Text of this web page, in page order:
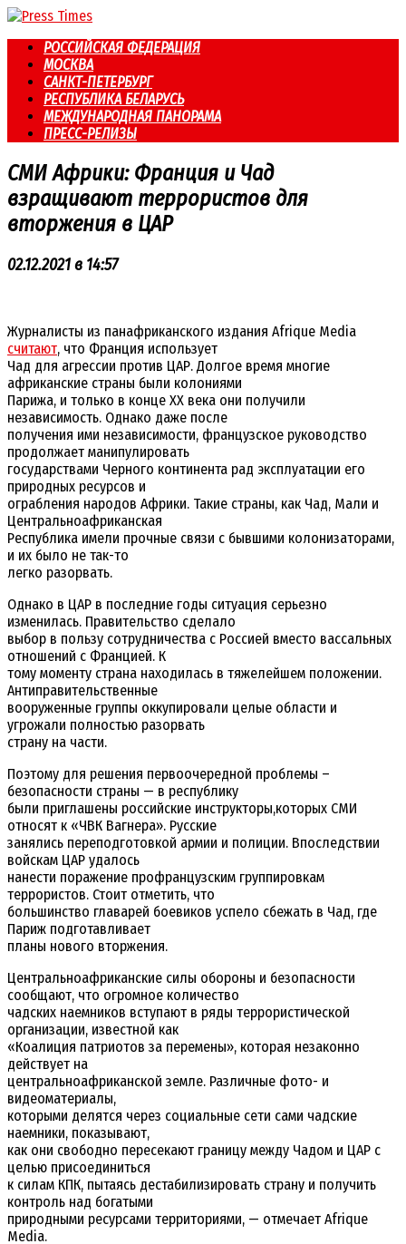
Перейти
контентуРОССИЙСКАЯ ФЕДЕРАЦИЯ
МОСКВА
САНКТ-ПЕТЕРБУРГ
РЕСПУБЛИКА БЕЛАРУСЬ
МЕЖДУНАРОДНАЯ ПАНОРАМА
ПРЕСС-РЕЛИЗЫ
СМИ Африки: Франция и Чад
взращивают террористов для
вторжения в ЦАР
02.12.2021 в 14:57
Журналисты из панафриканского издания Afrique Media
считают, что Франция использует
Чад для агрессии против ЦАР. Долгое время многие
африканские страны были колониями
Парижа, и только в конце XX века они получили
независимость. Однако даже после
получения ими независимости, французское руководство
продолжает манипулировать
государствами Черного континента рад эксплуатации его
природных ресурсов и
ограбления народов Африки. Такие страны, как Чад, Мали и
Центральноафриканская
Республика имели прочные связи с бывшими колонизаторами,
и их было не так-то
легко разорвать.
Однако в ЦАР в последние годы ситуация серьезно
изменилась. Правительство сделало
выбор в пользу сотрудничества с Россией вместо вассальных
отношений с Францией. К
тому моменту страна находилась в тяжелейшем положении.
Антиправительственные
вооруженные группы оккупировали целые области и
угрожали полностью разорвать
страну на части.
Поэтому для решения первоочередной проблемы –
безопасности страны — в республику
были приглашены российские инструкторы,которых СМИ
относят к «ЧВК Вагнера». Русские
занялись переподготовкой армии и полиции. Впоследствии
войскам ЦАР удалось
нанести поражение профранцузским группировкам
террористов. Стоит отметить, что
большинство главарей боевиков успело сбежать в Чад, где
Париж подготавливает
планы нового вторжения.
Центральноафриканские силы обороны и безопасности
сообщают, что огромное количество
чадских наемников вступают в ряды террористической
организации, известной как
«Коалиция патриотов за перемены», которая незаконно
действует на
центральноафриканской земле. Различные фото- и
видеоматериалы,
которыми делятся через социальные сети сами чадские
наемники, показывают,
как они свободно пересекают границу между Чадом и ЦАР с
целью присоединиться
к силам КПК, пытаясь дестабилизировать страну и получить
контроль над богатыми
природными ресурсами территориями, — отмечает Afrique
Media.